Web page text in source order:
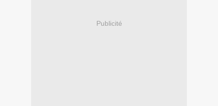
Publicité